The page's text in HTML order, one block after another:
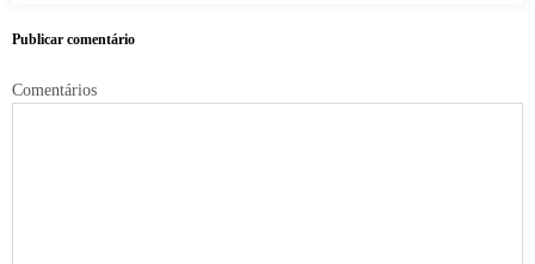
Publicar comentário
Comentários